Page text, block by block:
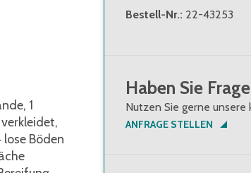
1
Böden
Bestell-Nr.: 22-43253
Haben Sie
Nutzen Sie gerne unsere
ANFRAGE STELLEN